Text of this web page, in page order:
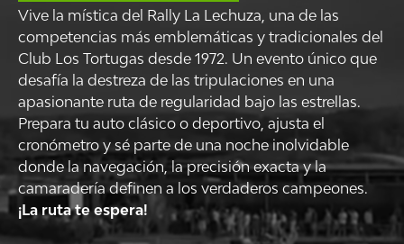
Vive la mística del Rally La Lechuza, una de las
competencias más emblemáticas y tradicionales del
Club Los Tortugas desde 1972. Un evento único que
desafía la destreza de las tripulaciones en una
apasionante ruta de regularidad bajo las estrellas.
Prepara tu auto clásico o deportivo, ajusta el
cronómetro y sé parte de una noche inolvidable
donde la navegación, la precisión exacta y la
camaradería definen a los verdaderos campeones.
¡La ruta te espera!